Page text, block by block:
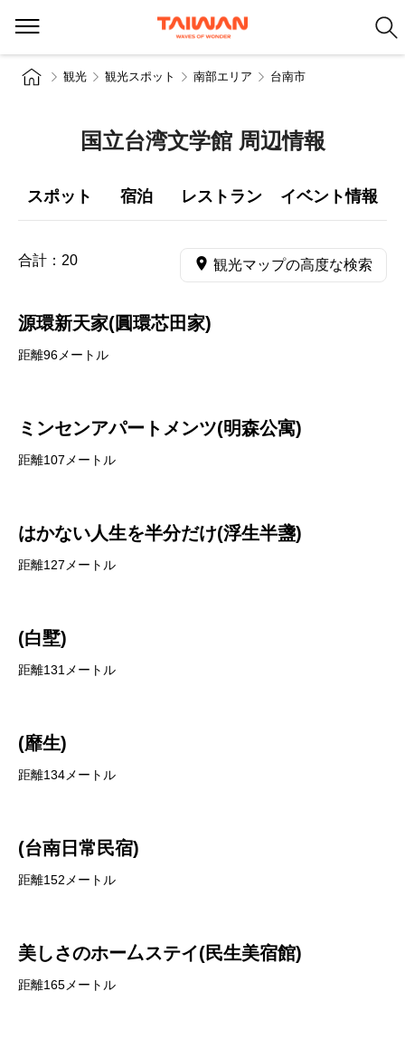
観光 観光スポット 南部エリア 台南市
国立台湾文学館 周辺情報
スポット 宿泊 レストラン イベント情報
合計： 20 観光マップの高度な検索
源環新天家(圓環芯田家)
距離96メートル
ミンセンアパートメンツ(明森公寓)
距離107メートル
はかない人生を半分だけ(浮生半盞)
距離127メートル
(白墅)
距離131メートル
(靡生)
距離134メートル
(台南日常民宿)
距離152メートル
美しさのホー厶ステイ(民生美宿館)
距離165メートル